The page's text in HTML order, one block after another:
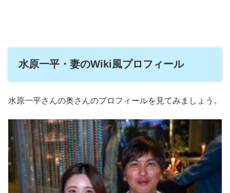
水原一平・妻のWiki風プロフィール
水原一平さんの奥さんのプロフィールを見てみましょう。